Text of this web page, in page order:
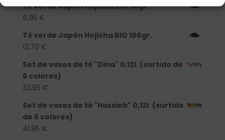
Té verde Japón Hojicha BIO 50gr.
6,95 €
Té verde Japón Hojicha BIO 100gr.
12,70 €
Set de vasos de té "Dina" 0,12l. (surtido de
6 colores)
32,95 €
Set de vasos de té "Hassieb" 0,12l. (surtido
de 6 colores)
41,95 €